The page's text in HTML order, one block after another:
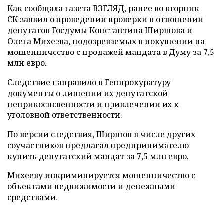
Как сообщала газета ВЗГЛЯД, ранее во вторник
СКзаявил о проведении проверки в отношении
депутатов Госдумы Константина Ширшова и
Олега Михеева, подозреваемых в покушении на
мошенничество с продажей мандата в Думу за 7,5
млн евро.
Следствие направило в Генпрокуратуру
документы о лишении их депутатской
неприкосновенности и привлечении их к
уголовной ответственности.
По версии следствия, Ширшов в числе других
соучастников предлагал предпринимателю
купить депутатский мандат за 7,5 млн евро.
Михееву инкриминируется мошенничество с
объектами недвижимости и денежными
средствами.